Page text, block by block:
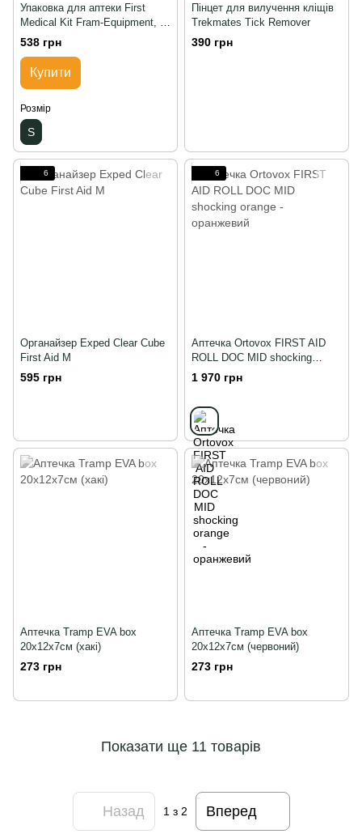
Упаковка для аптеки First
Medical Kit Fram-Equipment, S,
Червоний
538 грн
Купити
Розмір
S
Пінцет для вилучення кліщів
Trekmates Tick Remover
390 грн
6
Органайзер Exped Clear Cube
First Aid M
595 грн
6
Аптечка Ortovox FIRST AID
ROLL DOC MID shocking
orange - оранжевий,
оранжевий, Shocking orange
1 970 грн
Аптечка Tramp EVA box
20х12х7см (хакі)
273 грн
Аптечка Tramp EVA box
20х12х7см (червоний)
273 грн
Показати ще 11 товарів
Назад 1з 2 Вперед